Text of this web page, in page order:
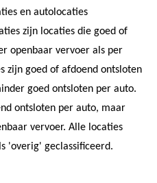
en autolocaties
zijn locaties die goed of
openbaar vervoer als per
zijn goed of afdoend ontsloten
goed ontsloten per auto.
ontsloten per auto, maar
vervoer. Alle locaties
'overig' geclassificeerd.